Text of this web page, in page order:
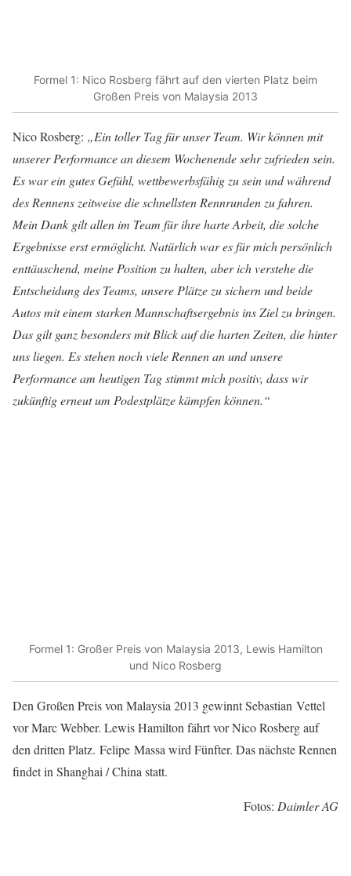
Formel 1: Nico Rosberg fährt auf den vierten Platz beim
Großen Preis von Malaysia 2013
Nico Rosberg: „Ein toller Tag für unser Team. Wir können mit
unserer Performance an diesem Wochenende sehr zufrieden sein.
Es war ein gutes Gefühl, wettbewerbsfähig zu sein und während
des Rennens zeitweise die schnellsten Rennrunden zu fahren.
Mein Dank gilt allen im Team für ihre harte Arbeit, die solche
Ergebnisse erst ermöglicht. Natürlich war es für mich persönlich
enttäuschend, meine Position zu halten, aber ich verstehe die
Entscheidung des Teams, unsere Plätze zu sichern und beide
Autos mit einem starken Mannschaftsergebnis ins Ziel zu bringen.
Das gilt ganz besonders mit Blick auf die harten Zeiten, die hinter
uns liegen. Es stehen noch viele Rennen an und unsere
Performance am heutigen Tag stimmt mich positiv, dass wir
zukünftig erneut um Podestplätze kämpfen können.“
Formel 1: Großer Preis von Malaysia 2013, Lewis Hamilton
und Nico Rosberg
Den Großen Preis von Malaysia 2013 gewinnt Sebastian Vettel
vor Marc Webber. Lewis Hamilton fährt vor Nico Rosberg auf
den dritten Platz. Felipe Massa wird Fünfter. Das nächste Rennen
findet in Shanghai / China statt.
Fotos: Daimler AG